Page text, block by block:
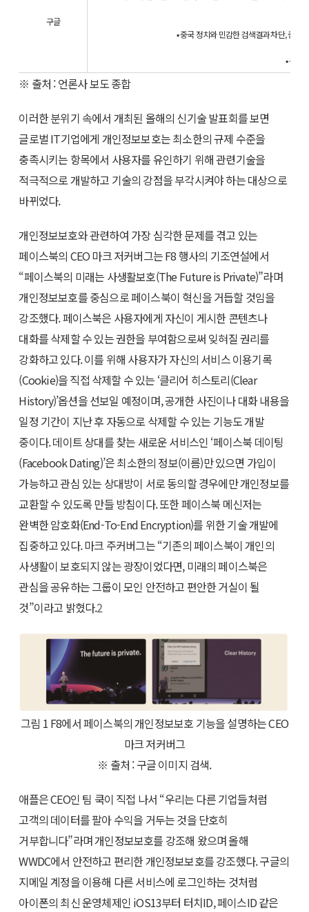
구글
▪ 중국 정치와 민감한 검색결과 차단, 중국
▪ 구글
※ 출처 : 언론사 보도 종합
이러한 분위기 속에서 개최된 올해의 신기술 발표회를 보면
글로벌 IT기업에게 개인정보보호는 최소한의 규제 수준을
충족시키는 항목에서 사용자를 유인하기 위해 관련기술을
적극적으로 개발하고 기술의 강점을 부각시켜야 하는 대상으로
바뀌었다.
개인정보보호와 관련하여 가장 심각한 문제를 겪고 있는
페이스북의 CEO 마크 저커버그는 F8 행사의 기조연설에서
“페이스북의 미래는 사생활보호(The Future is Private)”라며
개인정보보호를 중심으로 페이스북이 혁신을 거듭할 것임을
강조했다. 페이스북은 사용자에게 자신이 게시한 콘텐츠나
대화를 삭제할 수 있는 권한을 부여함으로써 잊혀질 권리를
강화하고 있다. 이를 위해 사용자가 자신의 서비스 이용기록
(Cookie)을 직접 삭제할 수 있는 ‘클리어 히스토리(Clear
History)’옵션을 선보일 예정이며, 공개한 사진이나 대화 내용을
일정 기간이 지난 후 자동으로 삭제할 수 있는 기능도 개발
중이다. 데이트 상대를 찾는 새로운 서비스인 ‘페이스북 데이팅
(Facebook Dating)’은 최소한의 정보(이름)만 있으면 가입이
가능하고 관심 있는 상대방이 서로 동의할 경우에만 개인정보를
교환할 수 있도록 만들 방침이다. 또한 페이스북 메신저는
완벽한 암호화(End-To-End Encryption)를 위한 기술 개발에
집중하고 있다. 마크 주커버그는 “기존의 페이스북이 개인의
사생활이 보호되지 않는 광장이었다면, 미래의 페이스북은
관심을 공유하는 그룹이 모인 안전하고 편안한 거실이 될
것”이라고 밝혔다.2
그림 1 F8에서 페이스북의 개인정보보호 기능을 설명하는 CEO
마크 저커버그
※ 출처 : 구글 이미지 검색.
애플은 CEO인 팀 쿡이 직접 나서 “우리는 다른 기업들처럼
고객의 데이터를 팔아 수익을 거두는 것을 단호히
거부합니다”라며 개인정보보호를 강조해 왔으며 올해
WWDC에서 안전하고 편리한 개인정보보호를 강조했다. 구글의
지메일 계정을 이용해 다른 서비스에 로그인하는 것처럼
아이폰의 최신 운영체제인 iOS13부터 터치ID, 페이스ID 같은